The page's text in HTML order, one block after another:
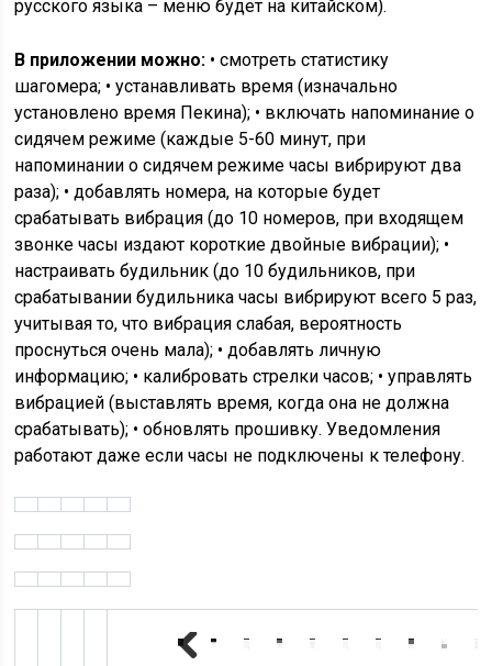
русского языка – меню будет на китайском).
В приложении можно: • смотреть статистику
шагомера; • устанавливать время (изначально
установлено время Пекина); • включать напоминание о
сидячем режиме (каждые 5-60 минут, при
напоминании о сидячем режиме часы вибрируют два
раза); • добавлять номера, на которые будет
срабатывать вибрация (до 10 номеров, при входящем
звонке часы издают короткие двойные вибрации); •
настраивать будильник (до 10 будильников, при
срабатывании будильника часы вибрируют всего 5 раз,
учитывая то, что вибрация слабая, вероятность
проснуться очень мала); • добавлять личную
информацию; • калибровать стрелки часов; • управлять
вибрацией (выставлять время, когда она не должна
срабатывать); • обновлять прошивку. Уведомления
работают даже если часы не подключены к телефону.